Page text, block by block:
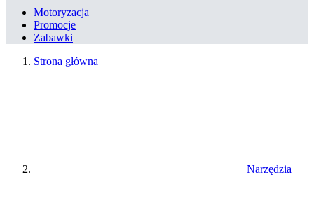
Motoryzacja
Promocje
Zabawki
Strona główna
Narzędzia